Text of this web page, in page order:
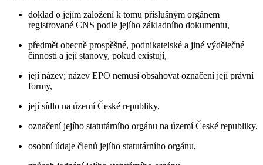
doklad o jejím založení k tomu příslušným orgánem
registrované CNS podle jejího základního dokumentu,
předmět obecně prospěšné, podnikatelské a jiné výdělečné
činnosti a její stanovy, pokud existují,
její název; název EPO nemusí obsahovat označení její právní
formy,
její sídlo na území České republiky,
označení jejího statutárního orgánu na území České republiky,
osobní údaje členů jejího statutárního orgánu,